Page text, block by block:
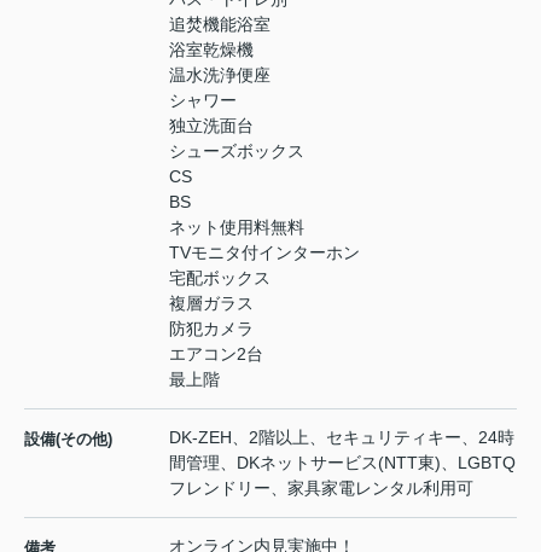
追焚機能浴室
浴室乾燥機
温水洗浄便座
シャワー
独立洗面台
シューズボックス
CS
BS
ネット使用料無料
TVモニタ付インターホン
宅配ボックス
複層ガラス
防犯カメラ
エアコン2台
最上階
設備(その他)
DK-ZEH、2階以上、セキュリティキー、24時
間管理、DKネットサービス(NTT東)、LGBTQ
フレンドリー、家具家電レンタル利用可
備考 オンライン内見実施中！